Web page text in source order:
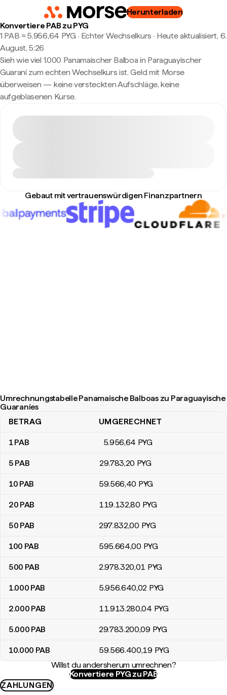
Herunterladen
Konvertiere PAB zu PYG
1 PAB ≈ 5.956,64 PYG · Echter Wechselkurs · Heute aktualisiert, 6.
August, 5:26
Sieh wie viel 1.000 Panamaischer Balboa in Paraguayischer
Guaraní zum echten Wechselkurs ist. Geld mit Morse
überweisen — keine versteckten Aufschläge, keine
aufgeblasenen Kurse.
Gebaut mit vertrauenswürdigen Finanzpartnern
Umrechnungstabelle Panamaische Balboas zu Paraguayische
Guaraníes
Umrechnungstabelle Panamaische Balboas zu Paraguayische
BETRAG UMGERECHNET
1PAB 5.956,64 PYG
5 PAB 29.783,20 PYG
10 PAB 59.566,40 PYG
20 PAB 119.132,80 PYG
50 PAB 297.832,00 PYG
100 PAB 595.664,00 PYG
500 PAB 2.978.320,01 PYG
1.000 PAB 5.956.640,02 PYG
2.000 PAB 11.913.280,04 PYG
5.000 PAB 29.783.200,09 PYG
10.000 PAB 59.566.400,19 PYG
Willst du andersherum umrechnen?
Konvertiere PYG zu PAB
ZAHLUNGEN